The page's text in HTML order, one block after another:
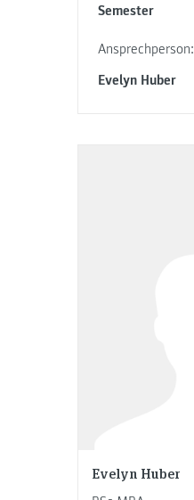
Semester
Ansprechperson:
Evelyn Huber
Evelyn Huber